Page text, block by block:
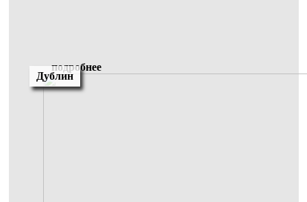
подробнее
Дублин